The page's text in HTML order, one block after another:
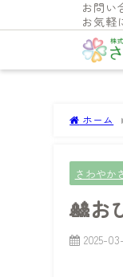
お問い
お気軽
ホーム
さわやか
🎎お
2025-